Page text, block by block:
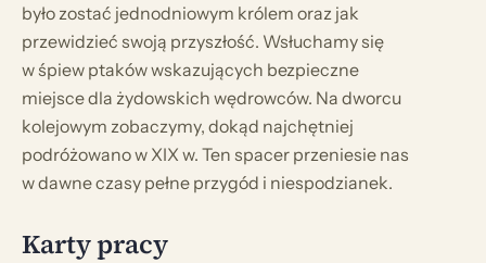
było zostać jednodniowym królem oraz jak
przewidzieć swoją przyszłość. Wsłuchamy się
w śpiew ptaków wskazujących bezpieczne
miejsce dla żydowskich wędrowców. Na dworcu
kolejowym zobaczymy, dokąd najchętniej
podróżowano w XIX w. Ten spacer przeniesie nas
w dawne czasy pełne przygód i niespodzianek.
Karty pracy